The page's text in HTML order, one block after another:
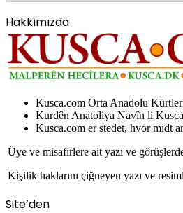
Hakkımızda
Kusca.com Orta Anadolu
Kurdên Anatoliya Navîn li
Kusca.com er stedet, hvor midt
Üye ve misafirlere ait yazı ve
Kişilik haklarını çiğneyen yazı ve
Site’den